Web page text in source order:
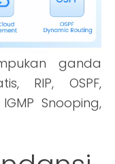
ganda
RlP, OSPF,
Snooping,